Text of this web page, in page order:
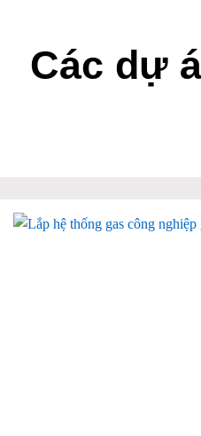
Các dự